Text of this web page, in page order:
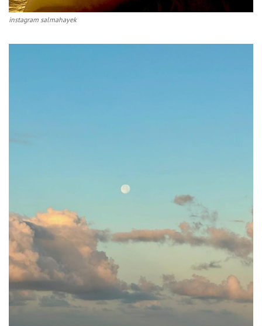
instagram salmahayek